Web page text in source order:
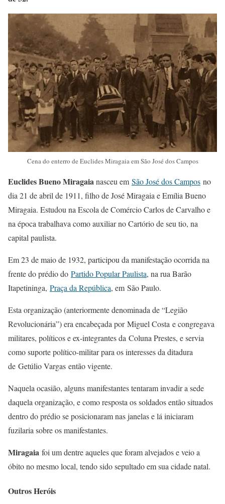
Cena do enterro de Euclides Miragaia em São José dos Campos
Euclides Bueno Miragaianasceu em São José dos Campos no
dia 21 de abril de 1911, filho de José Miragaia e Emília Bueno
Miragaia. Estudou na Escola de Comércio Carlos de Carvalho e
na época trabalhava como auxiliar no Cartório de seu tio, na
capital paulista.
Em 23 de maio de 1932, participou da manifestação ocorrida na
frente do prédio do Partido Popular Paulista, na rua Barão
Itapetininga, Praça da República, em São Paulo.
Esta organização (anteriormente denominada de “Legião
Revolucionária”) era encabeçada por Miguel Costa e congregava
militares, políticos e ex-integrantes da Coluna Prestes, e servia
como suporte político-militar para os interesses da ditadura
de Getúlio Vargas então vigente.
Naquela ocasião, alguns manifestantes tentaram invadir a sede
daquela organização, e como resposta os soldados então situados
dentro do prédio se posicionaram nas janelas e lá iniciaram
fuzilaria sobre os manifestantes.
Miragaia foi um dentre aqueles que foram alvejados e veio a
óbito no mesmo local, tendo sido sepultado em sua cidade natal.
Outros Heróis